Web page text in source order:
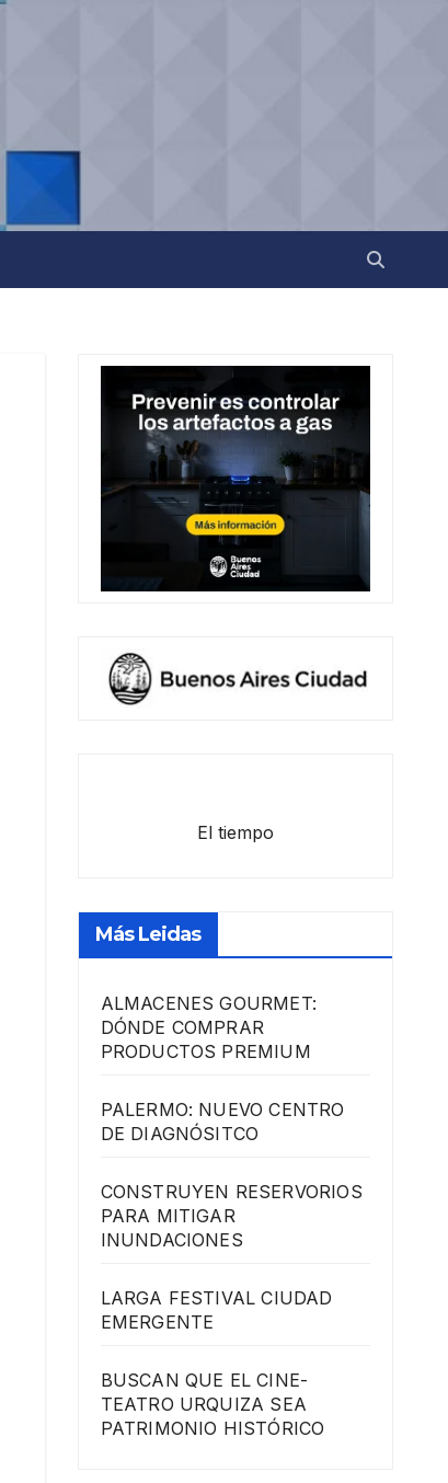
El tiempo
Más Leidas
ALMACENES GOURMET:
DÓNDE COMPRAR
PRODUCTOS PREMIUM
PALERMO: NUEVO CENTRO
DE DIAGNÓSITCO
CONSTRUYEN RESERVORIOS
PARA MITIGAR
INUNDACIONES
LARGA FESTIVAL CIUDAD
EMERGENTE
BUSCAN QUE EL CINE-
TEATRO URQUIZA SEA
PATRIMONIO HISTÓRICO